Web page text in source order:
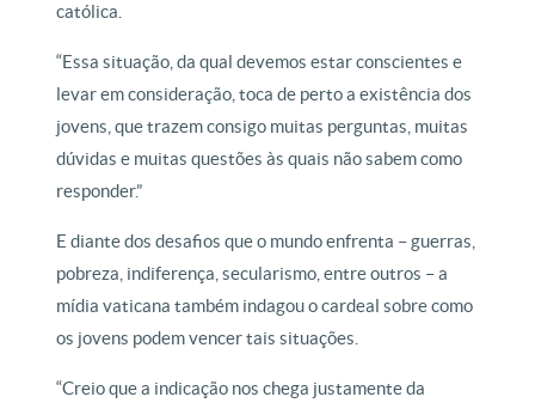
católica.
“Essa situação, da qual devemos estar conscientes e
levar em consideração, toca de perto a existência dos
jovens, que trazem consigo muitas perguntas, muitas
dúvidas e muitas questões às quais não sabem como
responder.”
E diante dos desafios que o mundo enfrenta – guerras,
pobreza, indiferença, secularismo, entre outros – a
mídia vaticana também indagou o cardeal sobre como
os jovens podem vencer tais situações.
“Creio que a indicação nos chega justamente da